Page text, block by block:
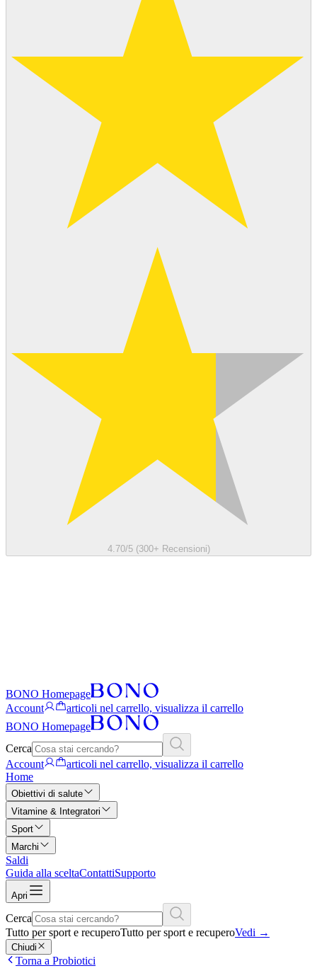
4.70/5 (300+ Recensioni)
BONO Homepage
Account
articoli nel carrello, visualizza il carrello
BONO Homepage
Cerca
Account
articoli nel carrello, visualizza il carrello
Home
Obiettivi di salute
Vitamine & Integratori
Sport
Marchi
Saldi
Guida alla sceltaContattiSupporto
Apri
Cerca
Tutto per sport e recuperoTutto per sport e recuperoVedi →
Chiudi
Torna a Probiotici